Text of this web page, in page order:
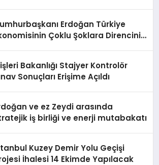
Erdoğan Türkiye
Çoklu Şoklara Direncini
Bakanlığı Stajyer Kontrolör
Sonuçları Erişime Açıldı
ve ez Zeydi arasında
iş birliği ve enerji mutabakatı
Kuzey Demir Yolu Geçişi
İhalesi 14 Ekimde Yapılacak